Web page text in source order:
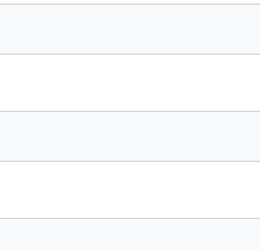
(cours et